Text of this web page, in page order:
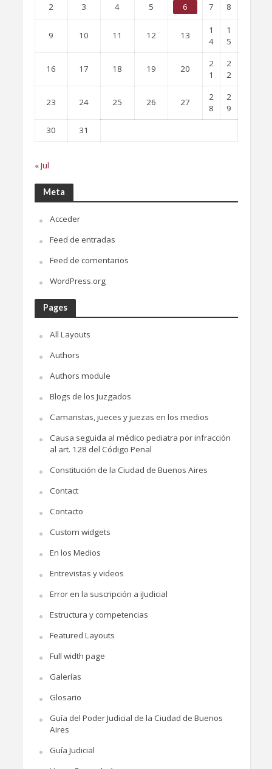
2 3 4 5 6 7 8
9 10 11 12 13
1
4
1
5
16 17 18 19 20
2
1
2
2
23 24 25 26 27
2
8
2
9
30
31
« Jul
Meta
Acceder
Feed de entradas
Feed de comentarios
WordPress.org
Pages
All Layouts
Authors
Authors module
Blogs de los Juzgados
Camaristas, jueces y juezas en los medios
Causa seguida al médico pediatra por infracción
al art. 128 del Código Penal
Constitución de la Ciudad de Buenos Aires
Contact
Contacto
Custom widgets
En los Medios
Entrevistas y videos
Error en la suscripción a iJudicial
Estructura y competencias
Featured Layouts
Full width page
Galerías
Glosario
Guía del Poder Judicial de la Ciudad de Buenos
Aires
Guía Judicial